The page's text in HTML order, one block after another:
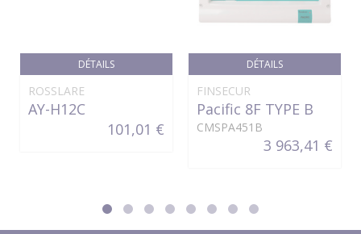
DÉTAILS
ROSSLARE
AY-H12C
101,01 €
DÉTAILS
FINSECUR
Pacific 8F TYPE B
CMSPA451B
3 963,41 €